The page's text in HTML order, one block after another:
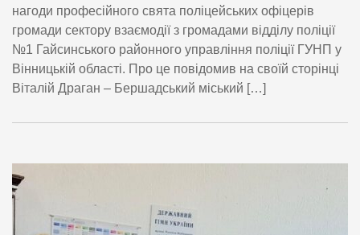
нагоди професійного свята поліцейських офіцерів
громади сектору взаємодії з громадами відділу поліції
№1 Гайсинського районного управління поліції ГУНП у
Вінницькій області. Про це повідомив на своїй сторінці
Віталій Драган – Бершадський міський […]